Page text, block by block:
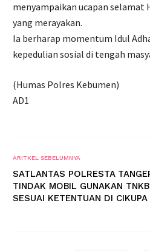
menyampaikan ucapan selamat
yang merayakan.
Ia berharap momentum Idul
kepedulian sosial di tengah
(Humas Polres Kebumen)
AD1
ARITKEL SEBELUMNYA
SATLANTAS POLRESTA
TINDAK MOBIL GUNAKAN
SESUAI KETENTUAN DI CIKUPA